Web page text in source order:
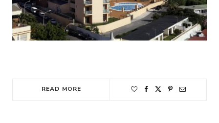
READ MORE